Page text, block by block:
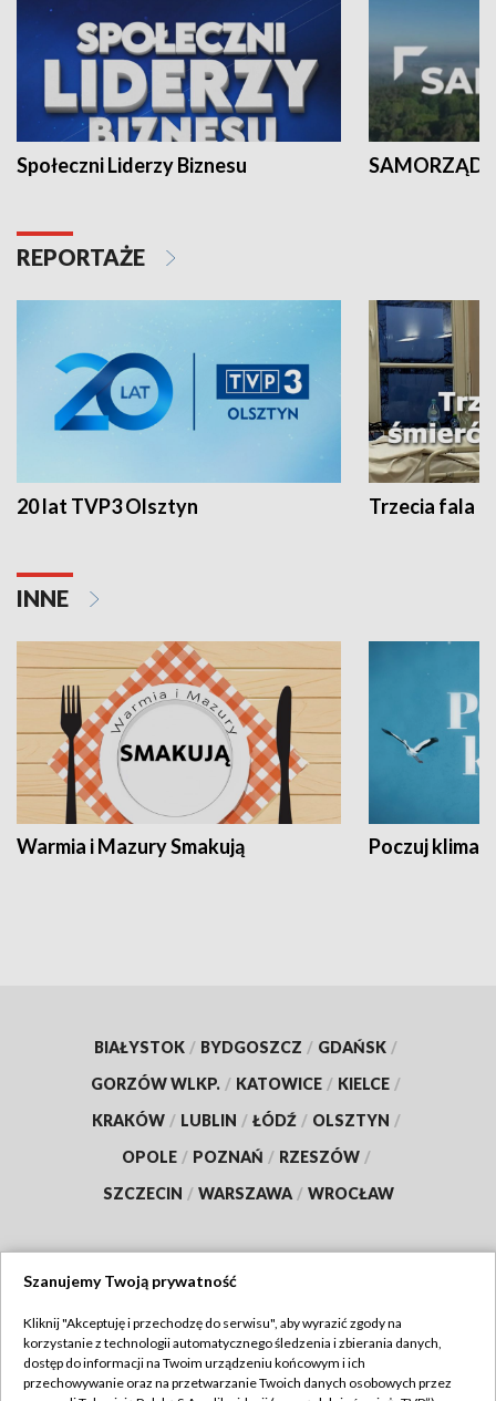
Społeczni Liderzy Biznesu SAMORZĄD
REPORTAŻE
20 lat TVP3 Olsztyn Trzecia fala -
INNE
Warmia i Mazury Smakują Poczuj klimat
BIAŁYSTOK / BYDGOSZCZ / GDAŃSK /
GORZÓW WLKP. / KATOWICE / KIELCE /
KRAKÓW / LUBLIN / ŁÓDŹ / OLSZTYN /
OPOLE / POZNAŃ / RZESZÓW /
SZCZECIN / WARSZAWA / WROCŁAW
TVP
Abonament TVP
Regulamin TVP
Szanujemy Twoją prywatność
Kliknij "Akceptuję i przechodzę do serwisu", aby wyrazić zgody na
korzystanie z technologii automatycznego śledzenia i zbierania danych,
dostęp do informacji na Twoim urządzeniu końcowym i ich
przechowywanie oraz na przetwarzanie Twoich danych osobowych przez